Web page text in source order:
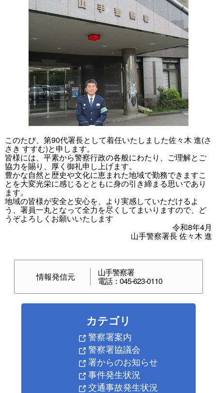
このたび、第90代署長として着任いたしました佐々木 進(さ
さき すすむ)と申します。
皆様には、平素から警察行政の各般にわたり、ご理解とご
協力を賜り、厚く御礼申し上げます。
豊かな自然と歴史や文化に恵まれた地域で勤務できますこ
とを大変光栄に感じるとともに身の引き締まる思いであり
ます。
地域の皆様が安全と安心を、より実感していただけるよ
う、署員一丸となって全力を尽くしてまいりますので、ど
うぞよろしくお願いいたします
令和8年4月
山手警察署長 佐々木 進
情報発信元 山手警察署
電話：045-623-0110
カテゴリ
警察署案内
警察署協議会
署からのお知らせ
事件発生状況
交通事故発生状況